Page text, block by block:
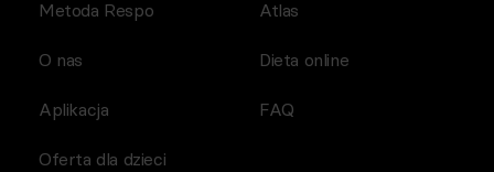
Metoda Respo
O nas
Aplikacja
Atlas
Dieta online
FAQ
Oferta dla dzieci